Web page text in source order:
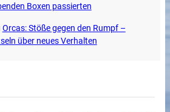
Boxen passierten
Orcas: Stöße gegen den Rumpf –
über neues Verhalten